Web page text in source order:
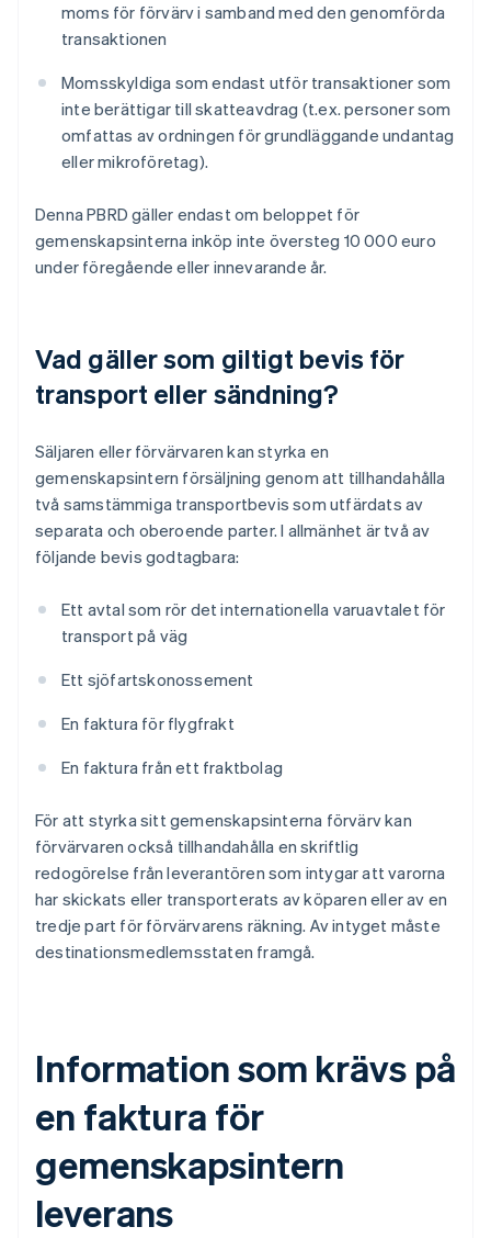
moms för förvärv i samband med den genomförda
transaktionen
Momsskyldiga som endast utför transaktioner som
inte berättigar till skatteavdrag (t.ex. personer som
omfattas av ordningen för grundläggande undantag
eller mikroföretag).
Denna PBRD gäller endast om beloppet för
gemenskapsinterna inköp inte översteg 10 000 euro
under föregående eller innevarande år.
Vad gäller som giltigt bevis för
transport eller sändning?
Säljaren eller förvärvaren kan styrka en
gemenskapsintern försäljning genom att tillhandahålla
två samstämmiga transportbevis som utfärdats av
separata och oberoende parter. I allmänhet är två av
följande bevis godtagbara:
Ett avtal som rör det internationella varuavtalet för
transport på väg
Ett sjöfartskonossement
En faktura för flygfrakt
En faktura från ett fraktbolag
För att styrka sitt gemenskapsinterna förvärv kan
förvärvaren också tillhandahålla en skriftlig
redogörelse från leverantören som intygar att varorna
har skickats eller transporterats av köparen eller av en
tredje part för förvärvarens räkning. Av intyget måste
destinationsmedlemsstaten framgå.
Information som krävs på
en faktura för
gemenskapsintern
leverans